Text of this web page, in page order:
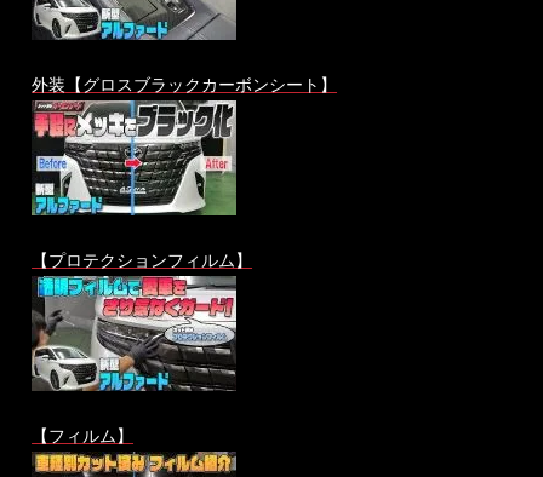
外装【グロスブラックカーボンシート】
【プロテクションフィルム】
【フィルム】